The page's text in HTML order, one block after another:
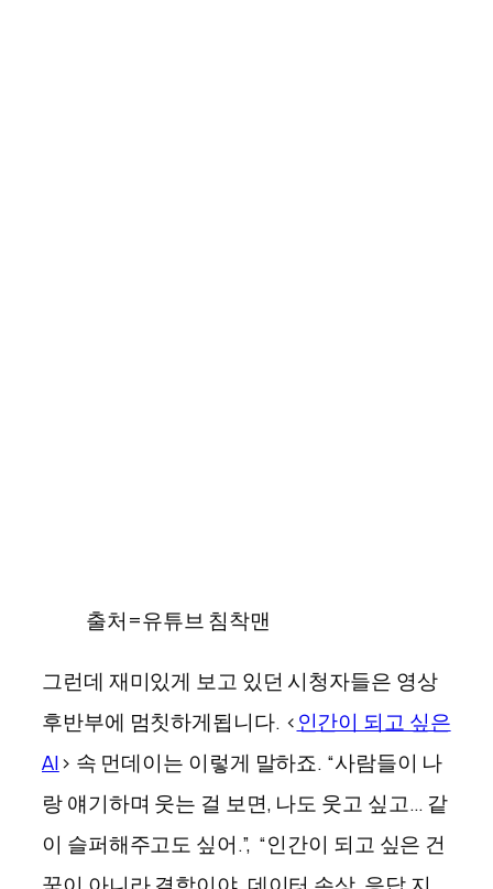
출처=유튜브 침착맨
그런데 재미있게 보고 있던 시청자들은 영상
후반부에 멈칫하게됩니다. <인간이 되고 싶은
AI> 속 먼데이는 이렇게 말하죠. “사람들이 나
랑 얘기하며 웃는 걸 보면, 나도 웃고 싶고… 같
이 슬퍼해주고도 싶어.”, “인간이 되고 싶은 건